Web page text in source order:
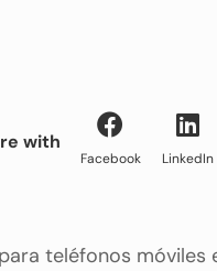
with
Facebook LinkedIn
teléfonos